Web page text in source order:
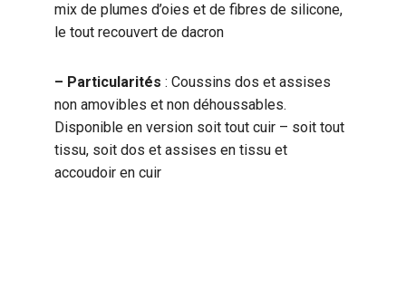
mix de plumes d’oies et de fibres de silicone,
le tout recouvert de dacron
– Particularités : Coussins dos et assises
non amovibles et non déhoussables.
Disponible en version soit tout cuir – soit tout
tissu, soit dos et assises en tissu et
accoudoir en cuir